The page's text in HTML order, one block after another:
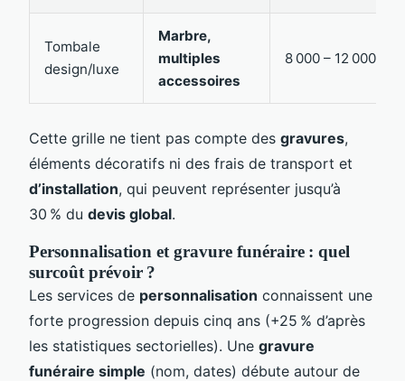
Tombale
design/luxe
Marbre,
multiples
accessoires
8 000 – 12 000 €+
Cette grille ne tient pas compte des gravures,
éléments décoratifs ni des frais de transport et
d’installation, qui peuvent représenter jusqu’à
30 % du devis global.
Personnalisation et gravure funéraire : quel
surcoût prévoir ?
Les services de personnalisation connaissent une
forte progression depuis cinq ans (+25 % d’après
les statistiques sectorielles). Une gravure
funéraire simple (nom, dates) débute autour de